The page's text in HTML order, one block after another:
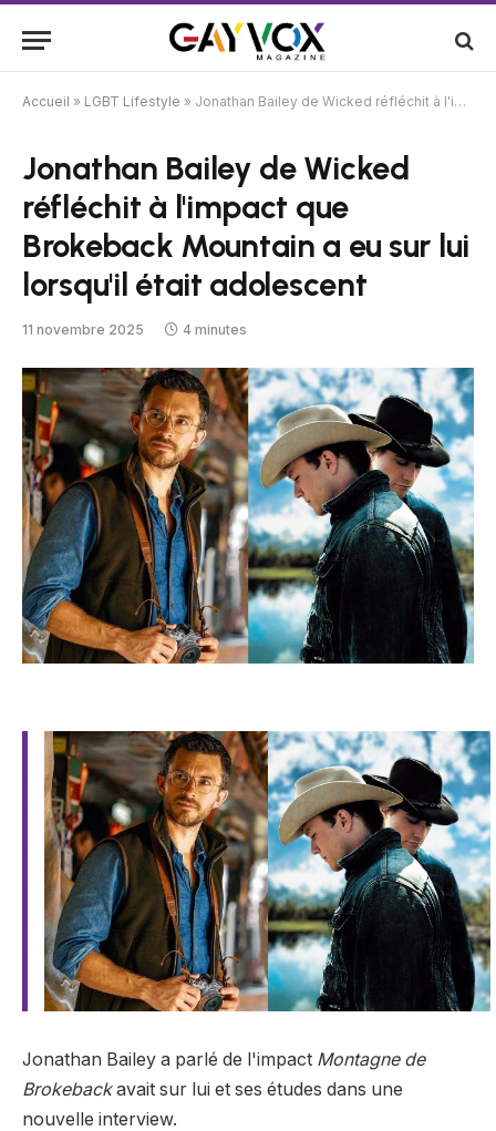
Accueil » LGBT Lifestyle » Jonathan Bailey de Wicked réfléchit à l'impact que Brokeback Mountain a eu sur lui lorsqu'il était adolescent
Jonathan Bailey de Wicked
réfléchit à l'impact que
Brokeback Mountain a eu sur lui
lorsqu'il était adolescent
11 novembre 2025 4 minutes
Jonathan Bailey a parlé de l'impact Montagne de
Brokeback avait sur lui et ses études dans une
nouvelle interview.